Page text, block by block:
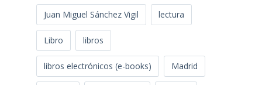
Juan Miguel Sánchez Vigil lectura
Libro libros
libros electrónicos (e-books) Madrid